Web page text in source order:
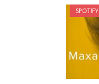
SPOTIFY